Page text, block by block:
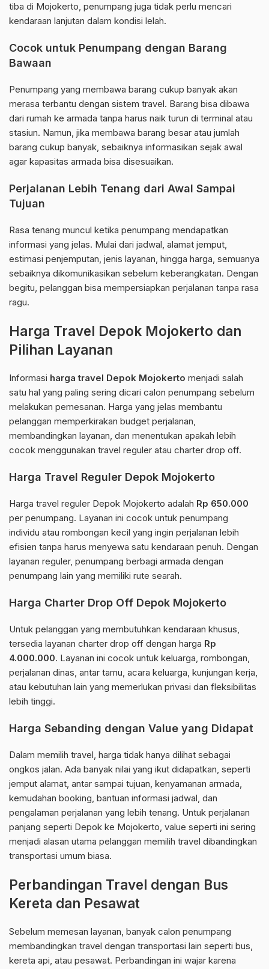
tiba di Mojokerto, penumpang juga tidak perlu mencari
kendaraan lanjutan dalam kondisi lelah.
Cocok untuk Penumpang dengan Barang
Bawaan
Penumpang yang membawa barang cukup banyak akan
merasa terbantu dengan sistem travel. Barang bisa dibawa
dari rumah ke armada tanpa harus naik turun di terminal atau
stasiun. Namun, jika membawa barang besar atau jumlah
barang cukup banyak, sebaiknya informasikan sejak awal
agar kapasitas armada bisa disesuaikan.
Perjalanan Lebih Tenang dari Awal Sampai
Tujuan
Rasa tenang muncul ketika penumpang mendapatkan
informasi yang jelas. Mulai dari jadwal, alamat jemput,
estimasi penjemputan, jenis layanan, hingga harga, semuanya
sebaiknya dikomunikasikan sebelum keberangkatan. Dengan
begitu, pelanggan bisa mempersiapkan perjalanan tanpa rasa
ragu.
Harga Travel Depok Mojokerto dan
Pilihan Layanan
Informasi harga travel Depok Mojokerto menjadi salah
satu hal yang paling sering dicari calon penumpang sebelum
melakukan pemesanan. Harga yang jelas membantu
pelanggan memperkirakan budget perjalanan,
membandingkan layanan, dan menentukan apakah lebih
cocok menggunakan travel reguler atau charter drop off.
Harga Travel Reguler Depok Mojokerto
Harga travel reguler Depok Mojokerto adalah Rp 650.000
per penumpang. Layanan ini cocok untuk penumpang
individu atau rombongan kecil yang ingin perjalanan lebih
efisien tanpa harus menyewa satu kendaraan penuh. Dengan
layanan reguler, penumpang berbagi armada dengan
penumpang lain yang memiliki rute searah.
Harga Charter Drop Off Depok Mojokerto
Untuk pelanggan yang membutuhkan kendaraan khusus,
tersedia layanan charter drop off dengan harga Rp
4.000.000. Layanan ini cocok untuk keluarga, rombongan,
perjalanan dinas, antar tamu, acara keluarga, kunjungan kerja,
atau kebutuhan lain yang memerlukan privasi dan fleksibilitas
lebih tinggi.
Harga Sebanding dengan Value yang Didapat
Dalam memilih travel, harga tidak hanya dilihat sebagai
ongkos jalan. Ada banyak nilai yang ikut didapatkan, seperti
jemput alamat, antar sampai tujuan, kenyamanan armada,
kemudahan booking, bantuan informasi jadwal, dan
pengalaman perjalanan yang lebih tenang. Untuk perjalanan
panjang seperti Depok ke Mojokerto, value seperti ini sering
menjadi alasan utama pelanggan memilih travel dibandingkan
transportasi umum biasa.
Perbandingan Travel dengan Bus
Kereta dan Pesawat
Sebelum memesan layanan, banyak calon penumpang
membandingkan travel dengan transportasi lain seperti bus,
kereta api, atau pesawat. Perbandingan ini wajar karena